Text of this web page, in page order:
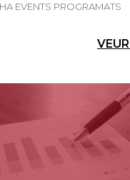
EVENTS PROGRAMATS